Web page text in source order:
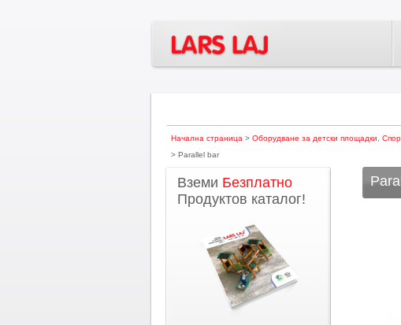
Начална страница > Оборудване за детски площадки
> Parallel bar
Вземи Безплатно
Продуктов каталог!